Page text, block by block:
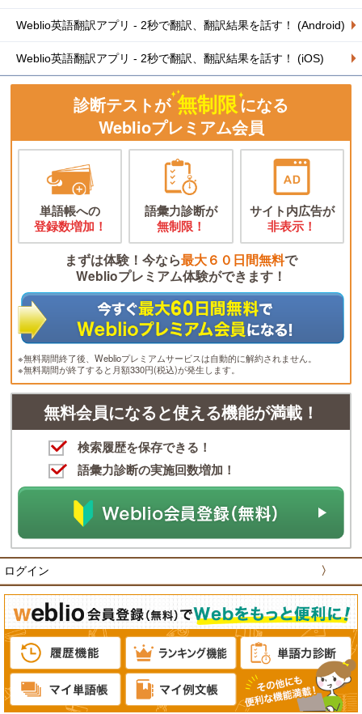
Weblio英語翻訳アプリ - 2秒で翻訳、翻訳結果を話す！ (Android)
Weblio英語翻訳アプリ - 2秒で翻訳、翻訳結果を話す！ (iOS)
診断テストが 無制限になる
Weblioプレミアム会員
単語帳への
登録数増加！
語彙力診断が
無制限！
サイト内広告が
非表示！
まずは体験！今なら最大６０日間無料で
Weblioプレミアム体験ができます！
※無料期間終了後、Weblioプレミアムサービスは自動的に解約されません。
※無料期間が終了すると月額330円(税込)が発生します。
無料会員になると使える機能が満載！
検索履歴を保存できる！
語彙力診断の実施回数増加！
ログイン 〉